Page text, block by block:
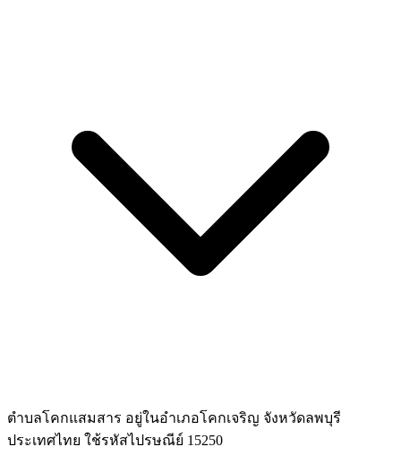
ตำบลโคกแสมสาร อยู่ในอำเภอโคกเจริญ จังหวัดลพบุรี
ประเทศไทย ใช้รหัสไปรษณีย์ 15250